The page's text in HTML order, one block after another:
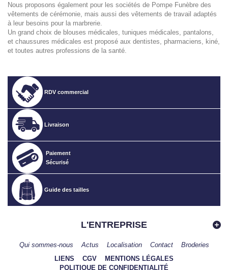
Nous proposons également pour les sociétés de Pompe Funèbre des
vêtements de cérémonie, mais aussi des vêtements de travail adaptés
à leur besoins pour la marbrerie.
Un grand choix de blouses médicales, tuniques médicales, pantalons,
et chaussures médicales est proposé aux dentistes, pharmaciens, kiné,
et toutes autres professions de la santé.
RDV commercial
Livraison
Paiement
Sécurisé
Guide des tailles
L'ENTREPRISE
Qui sommes-nous Actus Localisation Contact
Broderies
LIENS
CGV
MENTIONS LÉGALES
POLITIQUE DE CONFIDENTIALITÉ